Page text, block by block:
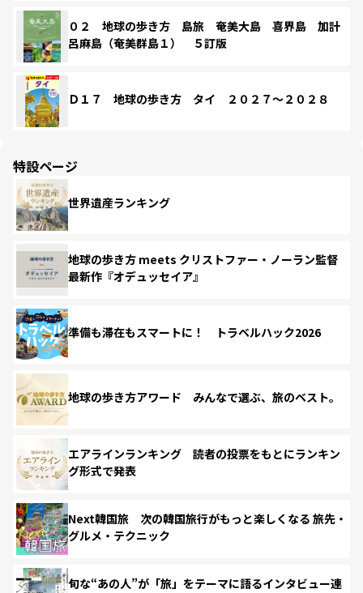
０２ 地球の歩き方 島旅 奄美大島 喜界島 加計
呂麻島（奄美群島１） ５訂版
Ｄ１７ 地球の歩き方 タイ ２０２７～２０２８
特設ページ
世界遺産ランキング
地球の歩き方 meets クリストファー・ノーラン監督
最新作『オデュッセイア』
準備も滞在もスマートに！ トラベルハック2026
地球の歩き方アワード みんなで選ぶ、旅のベスト。
エアラインランキング 読者の投票をもとにランキン
グ形式で発表
Next韓国旅 次の韓国旅行がもっと楽しくなる 旅先・
グルメ・テクニック
旬な“あの人”が「旅」をテーマに語るインタビュー連